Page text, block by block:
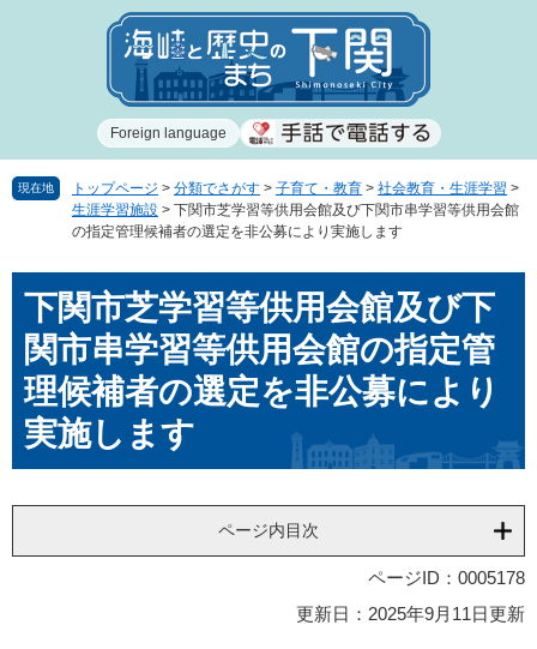
で
ば
Foreign language
現在地 トップページ > 分類でさがす > 子育て・教育 > 社会教育・生涯学習 >
生涯学習施設 > 下関市芝学習等供用会館及び下関市串学習等供用会館
の指定管理候補者の選定を非公募により実施します
下関市芝学習等供用会館及び下
関市串学習等供用会館の指定管
理候補者の選定を非公募により
実施します
ページ内目次
ページID：0005178
更新日：2025年9月11日更新